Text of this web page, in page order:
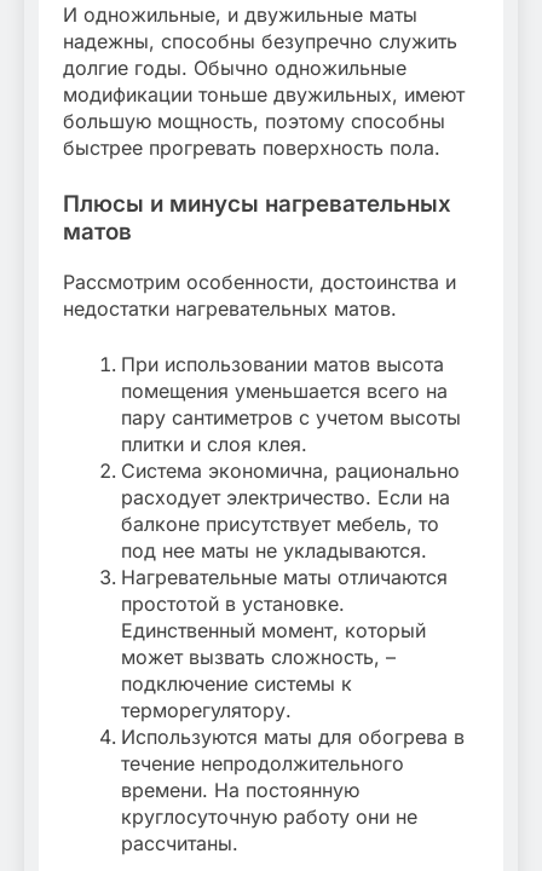
И одножильные, и двужильные маты
надежны, способны безупречно служить
долгие годы. Обычно одножильные
модификации тоньше двужильных, имеют
большую мощность, поэтому способны
быстрее прогревать поверхность пола.
Плюсы и минусы нагревательных
матов
Рассмотрим особенности, достоинства и
недостатки нагревательных матов.
При использовании матов высота
помещения уменьшается всего на
пару сантиметров с учетом высоты
плитки и слоя клея.
Система экономична, рационально
расходует электричество. Если на
балконе присутствует мебель, то
под нее маты не укладываются.
Нагревательные маты отличаются
простотой в установке.
Единственный момент, который
может вызвать сложность, –
подключение системы к
терморегулятору.
Используются маты для обогрева в
течение непродолжительного
времени. На постоянную
круглосуточную работу они не
рассчитаны.